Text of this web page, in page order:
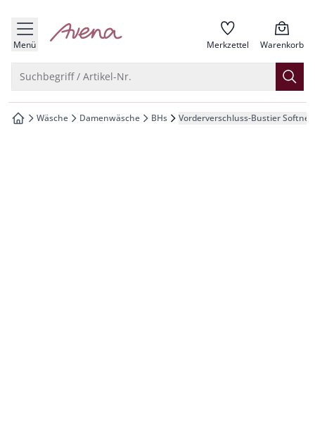
springen
springen
springen
springen
Menü zur Startseite Merkzettel Warenkorb
Suchbegriff / Artikel-Nr.
zur Startseite
Wäsche Damenwäsche BHs Vorderverschluss-Bustier